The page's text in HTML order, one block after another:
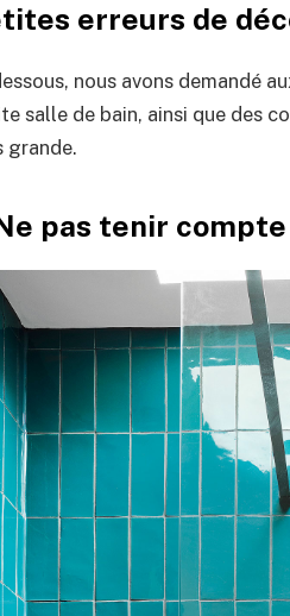
erreurs de
nous avons demandé
salle de bain, ainsi que des
grande.
pas tenir